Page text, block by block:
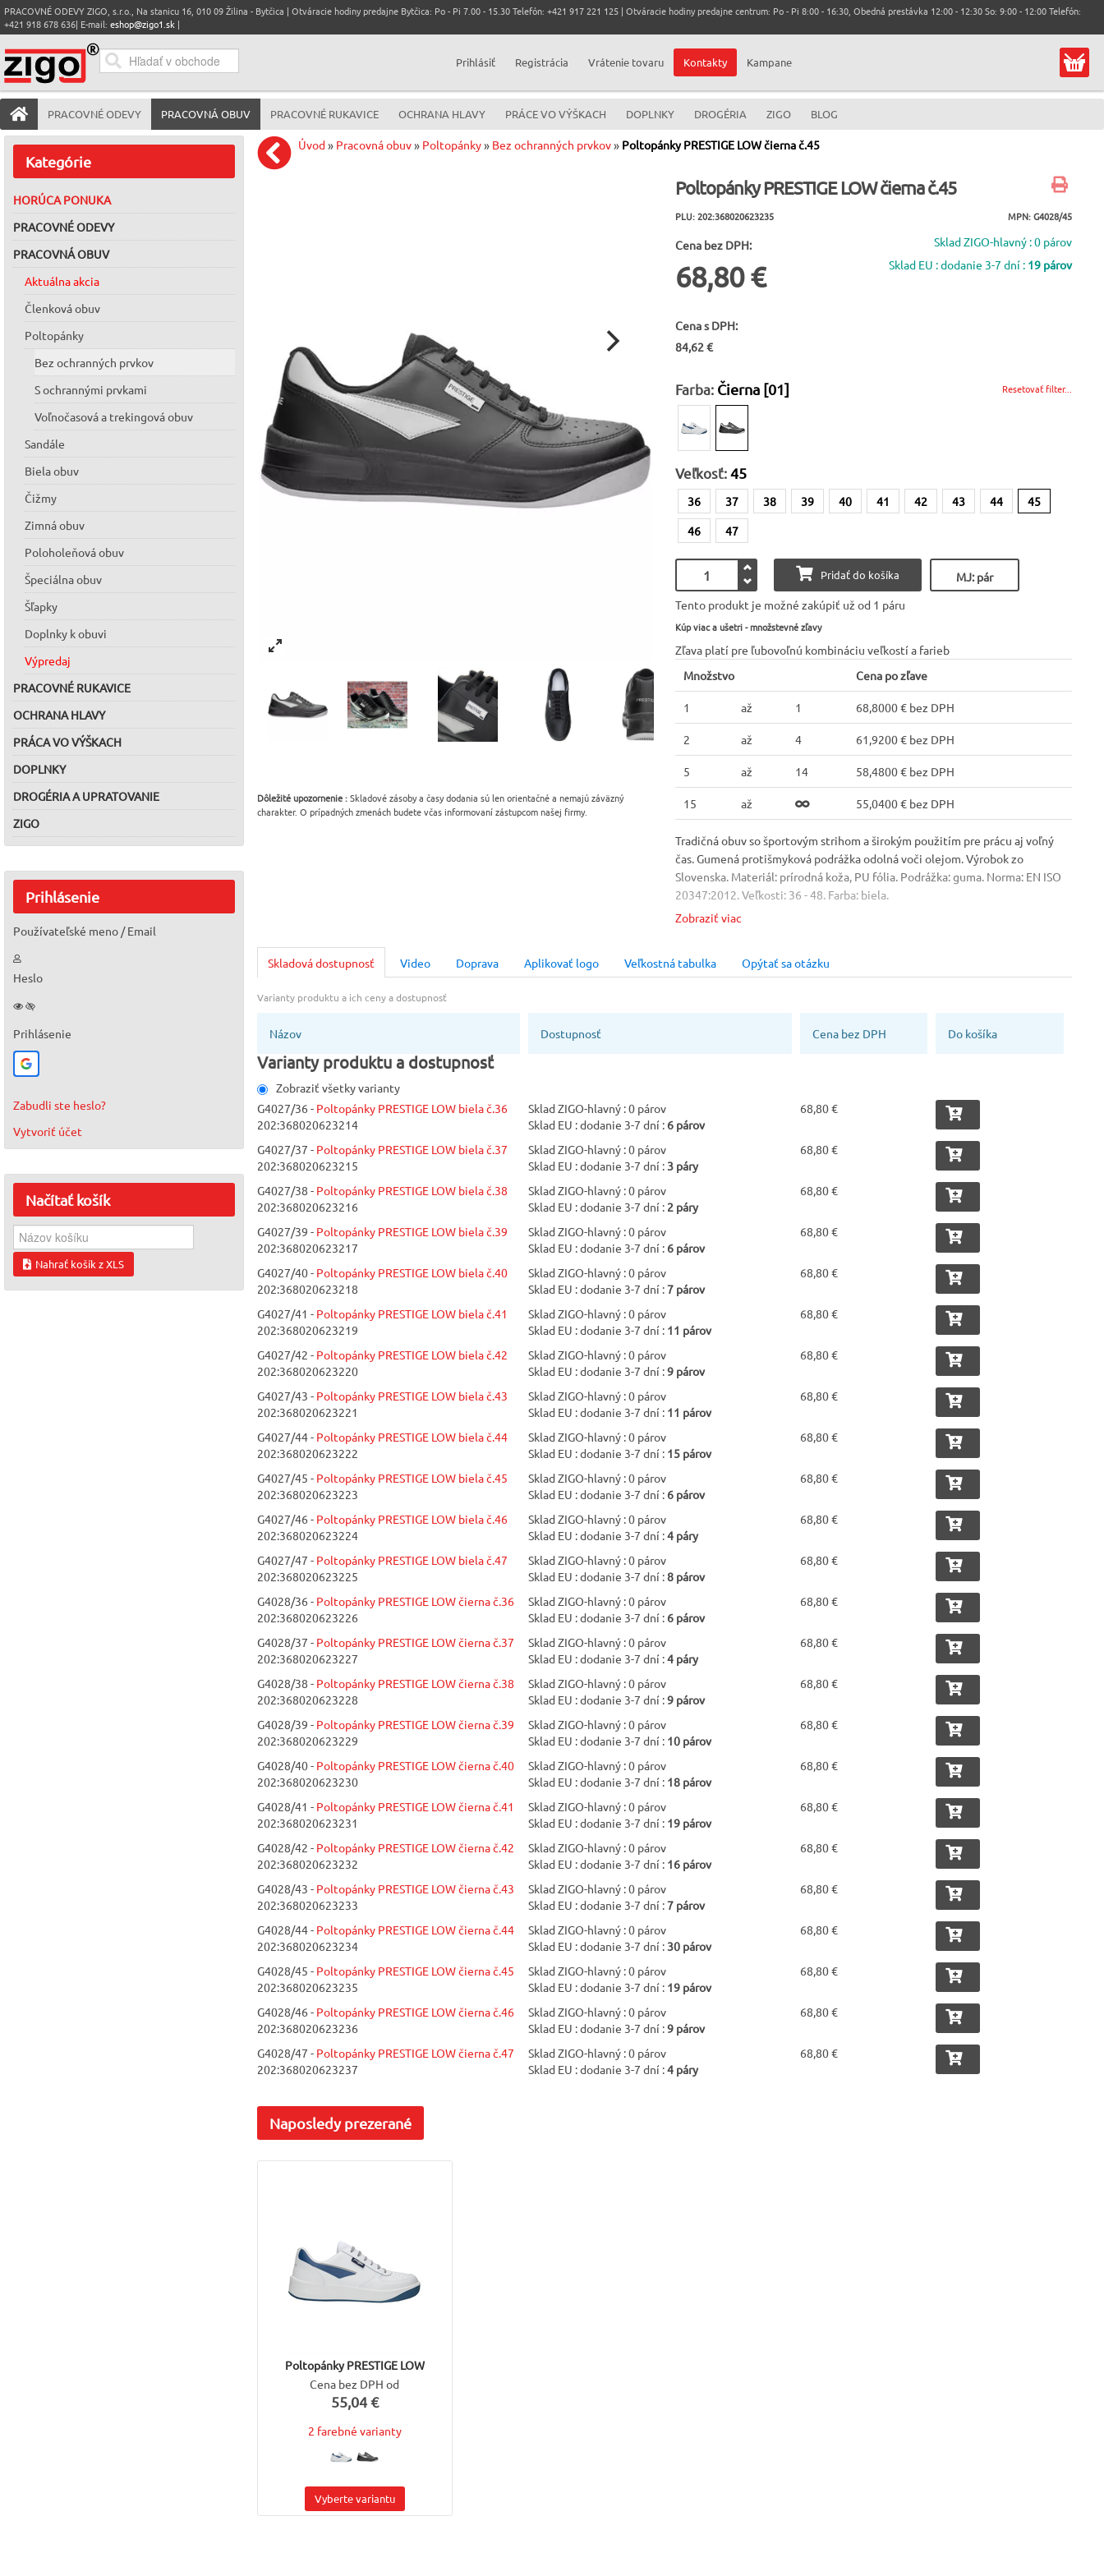
PRACOVNÉ ODEVY ZIGO, s.r.o., Na stanicu 16, 010 09 Žilina - Bytčica | Otváracie hodiny predajne Bytčica: Po - Pi 7.00 - 15.30 Telefón: +421 917 221 125 | Otváracie hodiny predajne centrum: Po - Pi 8:00 - 16:30, Obedná prestávka 12:00 - 12:30 So: 9:00 - 12:00 Telefón:
+421 918 678 636| E-mail: eshop@zigo1.sk |
Prihlásiť Registrácia Vrátenie tovaru Kontakty Kampane
PRACOVNÉ ODEVY PRACOVNÁ OBUV PRACOVNÉ RUKAVICE OCHRANA HLAVY PRÁCE VO VÝŠKACH DOPLNKY DROGÉRIA ZIGO BLOG
Kategórie
HORÚCA PONUKA
PRACOVNÉ ODEVY
PRACOVNÁ OBUV
Aktuálna akcia
Členková obuv
Poltopánky
Bez ochranných prvkov
S ochrannými prvkami
Voľnočasová a trekingová obuv
Sandále
Biela obuv
Čižmy
Zimná obuv
Poloholeňová obuv
Špeciálna obuv
Šľapky
Doplnky k obuvi
Výpredaj
PRACOVNÉ RUKAVICE
OCHRANA HLAVY
PRÁCA VO VÝŠKACH
DOPLNKY
DROGÉRIA A UPRATOVANIE
ZIGO
Prihlásenie
Používateľské meno / Email
Heslo
Prihlásenie
Zabudli ste heslo?
Vytvoriť účet
Načítaťkošík
Nahrať košík z XLS
Úvod» Pracovná obuv» Poltopánky» Bez ochranných prvkov» Poltopánky PRESTIGE LOW čierna č.45
Dôležité upozornenie :Skladové zásoby a časy dodania sú len orientačné a nemajú záväzný
charakter. O prípadných zmenách budete včas informovaní zástupcom našej firmy.
Poltopánky PRESTIGE LOW čierna č.45
PLU: 202:368020623235 MPN: G4028/45
Cena bez DPH:
68,80 €
Cena s DPH:
84,62 €
Sklad ZIGO-hlavný : 0 párov
Sklad EU : dodanie 3-7 dní : 19 párov
Resetovať filter...
Farba: Čierna [01]
Veľkosť:45
36 37 38 39 40 41 42 43 44
45
46
47
Pridať do košíka
MJ: pár
Tento produkt je možné zakúpiť už od 1 páru
Kúp viac a ušetri - množstevné zľavy
Zľava platí pre ľubovoľnú kombináciu veľkostí a farieb
Množstvo
Cena po zľave
1 až 1 68,8000 € bez DPH
2 až 4 61,9200 € bez DPH
5 až 14 58,4800 € bez DPH
15 až 55,0400 € bez DPH
Tradičná obuv so športovým strihom a širokým použitím pre prácu aj voľný
čas. Gumená protišmyková podrážka odolná voči olejom. Výrobok zo
Slovenska. Materiál: prírodná koža, PU fólia. Podrážka: guma. Norma: EN ISO
20347:2012. Veľkosti: 36 - 48. Farba: biela.
Podrážka
Výrobca
Zvršok obuvi
Zobraziť viac
Skladová dostupnosť Video Doprava Aplikovať logo Veľkostná tabulka Opýtať sa otázku
Varianty produktu a ich ceny a dostupnosť
Názov Dostupnosť Cena bez DPH Do košíka
Varianty produktu a dostupnosť
Zobraziť všetky varianty
G4027/36 - Poltopánky PRESTIGE LOW biela č.36
202:368020623214
Sklad ZIGO-hlavný : 0 párov
Sklad EU : dodanie 3-7 dní : 6 párov
68,80 €
G4027/37 - Poltopánky PRESTIGE LOW biela č.37
202:368020623215
Sklad ZIGO-hlavný : 0 párov
Sklad EU : dodanie 3-7 dní : 3 páry
68,80 €
G4027/38 - Poltopánky PRESTIGE LOW biela č.38
202:368020623216
Sklad ZIGO-hlavný : 0 párov
Sklad EU : dodanie 3-7 dní : 2 páry
68,80 €
G4027/39 - Poltopánky PRESTIGE LOW biela č.39
202:368020623217
Sklad ZIGO-hlavný : 0 párov
Sklad EU : dodanie 3-7 dní : 6 párov
68,80 €
G4027/40 - Poltopánky PRESTIGE LOW biela č.40
202:368020623218
Sklad ZIGO-hlavný : 0 párov
Sklad EU : dodanie 3-7 dní :7 párov
68,80 €
G4027/41 - Poltopánky PRESTIGE LOW biela č.41
202:368020623219
Sklad ZIGO-hlavný : 0 párov
Sklad EU : dodanie 3-7 dní : 11 párov
68,80 €
G4027/42 - Poltopánky PRESTIGE LOW biela č.42
202:368020623220
Sklad ZIGO-hlavný : 0 párov
Sklad EU : dodanie 3-7 dní :9 párov
68,80 €
G4027/43 - Poltopánky PRESTIGE LOW biela č.43
202:368020623221
Sklad ZIGO-hlavný : 0 párov
Sklad EU : dodanie 3-7 dní : 11 párov
68,80 €
G4027/44 - Poltopánky PRESTIGE LOW biela č.44
202:368020623222
Sklad ZIGO-hlavný : 0 párov
Sklad EU : dodanie 3-7 dní : 15 párov
68,80 €
G4027/45 - Poltopánky PRESTIGE LOW biela č.45
202:368020623223
Sklad ZIGO-hlavný : 0 párov
Sklad EU : dodanie 3-7 dní : 6 párov
68,80 €
G4027/46 - Poltopánky PRESTIGE LOW biela č.46
202:368020623224
Sklad ZIGO-hlavný : 0 párov
Sklad EU : dodanie 3-7 dní :4 páry
68,80 €
G4027/47 - Poltopánky PRESTIGE LOW biela č.47
202:368020623225
Sklad ZIGO-hlavný : 0 párov
Sklad EU : dodanie 3-7 dní :8 párov
68,80 €
G4028/36 - Poltopánky PRESTIGE LOW čierna č.36
202:368020623226
Sklad ZIGO-hlavný : 0 párov
Sklad EU : dodanie 3-7 dní : 6 párov
68,80 €
G4028/37 - Poltopánky PRESTIGE LOW čierna č.37
202:368020623227
Sklad ZIGO-hlavný : 0 párov
Sklad EU : dodanie 3-7 dní :4 páry
68,80 €
G4028/38 - Poltopánky PRESTIGE LOW čierna č.38
202:368020623228
Sklad ZIGO-hlavný : 0 párov
Sklad EU : dodanie 3-7 dní :9 párov
68,80 €
G4028/39 - Poltopánky PRESTIGE LOW čierna č.39
202:368020623229
Sklad ZIGO-hlavný : 0 párov
Sklad EU : dodanie 3-7 dní : 10 párov
68,80 €
G4028/40 - Poltopánky PRESTIGE LOW čierna č.40
202:368020623230
Sklad ZIGO-hlavný : 0 párov
Sklad EU : dodanie 3-7 dní : 18 párov
68,80 €
G4028/41 - Poltopánky PRESTIGE LOW čierna č.41
202:368020623231
Sklad ZIGO-hlavný : 0 párov
Sklad EU : dodanie 3-7 dní : 19 párov
68,80 €
G4028/42 - Poltopánky PRESTIGE LOW čierna č.42
202:368020623232
Sklad ZIGO-hlavný : 0 párov
Sklad EU : dodanie 3-7 dní : 16 párov
68,80 €
G4028/43 - Poltopánky PRESTIGE LOW čierna č.43
202:368020623233
Sklad ZIGO-hlavný : 0 párov
Sklad EU : dodanie 3-7 dní :7 párov
68,80 €
G4028/44 - Poltopánky PRESTIGE LOW čierna č.44
202:368020623234
Sklad ZIGO-hlavný : 0 párov
Sklad EU : dodanie 3-7 dní : 30 párov
68,80 €
G4028/45 - Poltopánky PRESTIGE LOW čierna č.45
202:368020623235
Sklad ZIGO-hlavný : 0 párov
Sklad EU : dodanie 3-7 dní : 19 párov
68,80 €
G4028/46 - Poltopánky PRESTIGE LOW čierna č.46
202:368020623236
Sklad ZIGO-hlavný : 0 párov
Sklad EU : dodanie 3-7 dní :9 párov
68,80 €
G4028/47 - Poltopánky PRESTIGE LOW čierna č.47
202:368020623237
Sklad ZIGO-hlavný : 0 párov
Sklad EU : dodanie 3-7 dní :4 páry
68,80 €
Naposledyprezerané
Poltopánky PRESTIGE LOW
Cena bez DPH od
55,04 €
2 farebné varianty
Vyberte variantu